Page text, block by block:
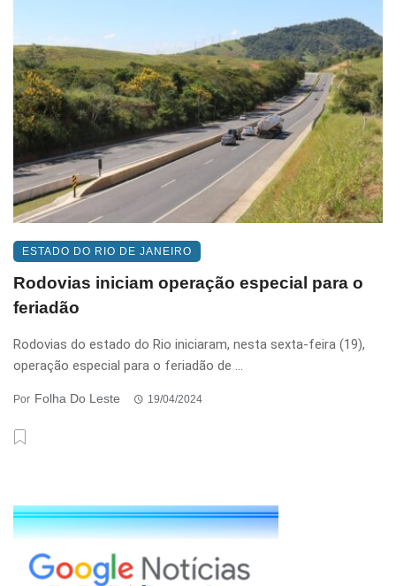
ESTADO DO RIO DE JANEIRO
Rodovias iniciam operação especial para o
feriadão
Rodovias do estado do Rio iniciaram, nesta sexta-feira (19),
operação especial para o feriadão de ...
Por Folha Do Leste 19/04/2024